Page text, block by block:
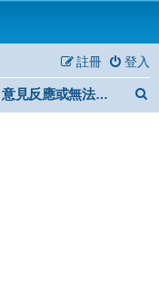
登入
註冊
意見反應或無法分類